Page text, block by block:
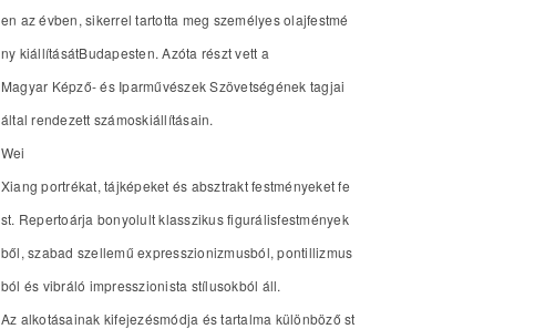
en az évben, sikerrel tartotta meg személyes olajfestmé
ny kiállításátBudapesten. Azóta részt vett a
Magyar Képző- és Iparművészek Szövetségének tagjai
által rendezett számoskiállításain.
Wei
Xiang portrékat, tájképeket és absztrakt festményeket fe
st. Repertoárja bonyolult klasszikus figurálisfestmények
ből, szabad szellemű expresszionizmusból, pontillizmus
ból és vibráló impresszionista stílusokból áll.
Az alkotásainak kifejezésmódja és tartalma különböző st